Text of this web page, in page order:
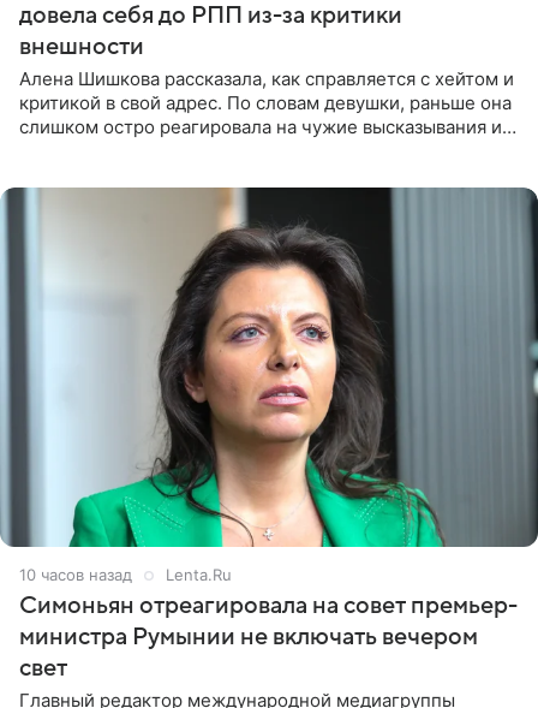
довела себя до РПП из-за критики
внешности
Алена Шишкова рассказала, как справляется с хейтом и
критикой в свой адрес. По словам девушки, раньше она
слишком остро реагировала на чужие высказывания и
10 часов назад Lenta.Ru
Симоньян отреагировала на совет премьер-
министра Румынии не включать вечером
свет
Главный редактор международной медиагруппы